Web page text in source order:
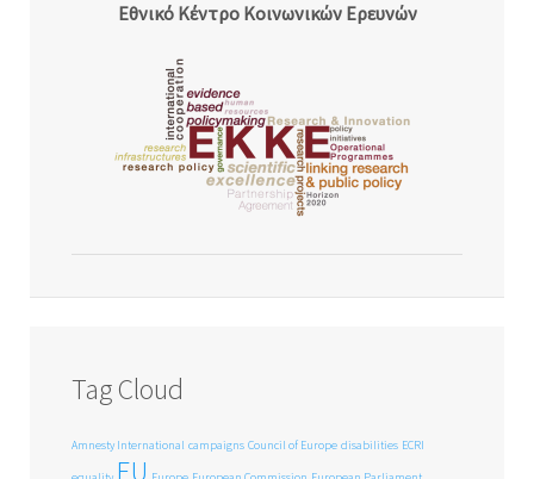
Εθνικό Κέντρο Κοινωνικών Ερευνών
Tag Cloud
Amnesty International campaigns Council of Europe disabilities ECRI
EU